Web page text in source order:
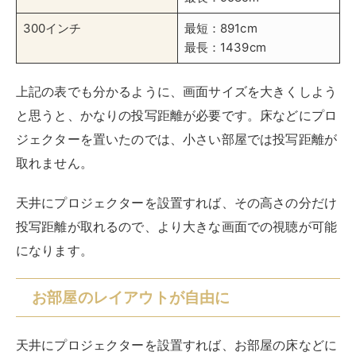
300インチ
最短：891cm
最長：1439cm
上記の表でも分かるように、画面サイズを大きくしよう
と思うと、かなりの投写距離が必要です。床などにプロ
ジェクターを置いたのでは、小さい部屋では投写距離が
取れません。
天井にプロジェクターを設置すれば、その高さの分だけ
投写距離が取れるので、より大きな画面での視聴が可能
になります。
お部屋のレイアウトが自由に
天井にプロジェクターを設置すれば、お部屋の床などに